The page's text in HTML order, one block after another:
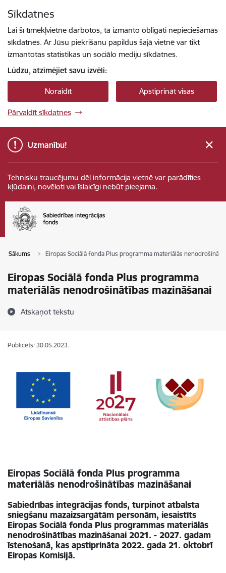
Sīkdatnes
Lai šī tīmekļvietne darbotos, tā izmanto obligāti nepieciešamās
sīkdatnes. Ar Jūsu piekrišanu papildus šajā vietnē var tikt
izmantotas statistikas un sociālo mediju sīkdatnes.
Lūdzu, atzīmējiet savu izvēli:
Noraidīt Apstiprināt visas
Pārvaldīt sīkdatnes
Uzmanību!
Tehnisku traucējumu dēļ informācija vietnē var parādīties
kļūdaini, novēloti vai īslaicīgi nebūt pieejama.
Sākums Eiropas Sociālā fonda Plus programma materiālās
Eiropas Sociālā fonda Plus programma
materiālās nenodrošinātības mazināšanai
Atskaņot tekstu
Publicēts: 30.05.2023.
Eiropas Sociālā fonda Plus programma
materiālās nenodrošinātības mazināšanai
Sabiedrības integrācijas fonds, turpinot atbalsta
sniegšanu mazaizsargātām personām, iesaistīts
Eiropas Sociālā fonda Plus programmas materiālās
nenodrošinātības mazināšanai 2021. - 2027. gadam
īstenošanā, kas apstiprināta 2022. gada 21. oktobrī
Eiropas Komisijā.